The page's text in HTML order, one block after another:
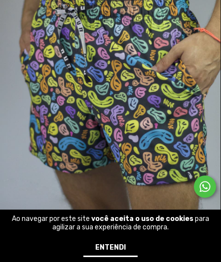
Ao navegar por este site você aceita o uso de cookiespara
agilizar a sua experiência de compra.
ENTENDI